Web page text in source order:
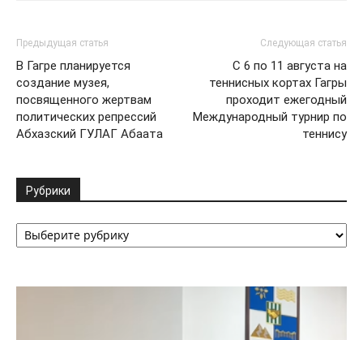
Предыдущая статья
В Гагре планируется
создание музея,
посвященного жертвам
политических репрессий
Абхазский ГУЛАГ Абаата
Следующая статья
С 6 по 11 августа на
теннисных кортах Гагры
проходит ежегодный
Международный турнир по
теннису
Рубрики
Рубрики